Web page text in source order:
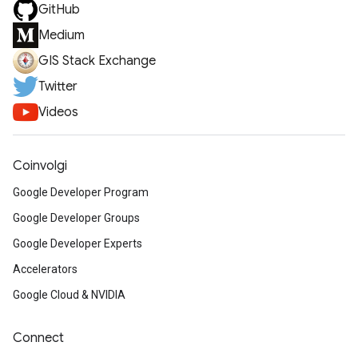
GitHub
Medium
GIS Stack Exchange
Twitter
Videos
Coinvolgi
Google Developer Program
Google Developer Groups
Google Developer Experts
Accelerators
Google Cloud & NVIDIA
Connect